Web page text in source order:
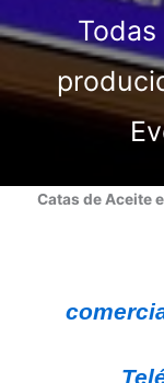
Catas de Aceite